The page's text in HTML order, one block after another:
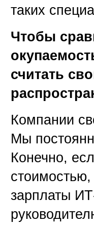
таких
Чтобы
считать
Компании
Мы
Конечно,
зарплаты